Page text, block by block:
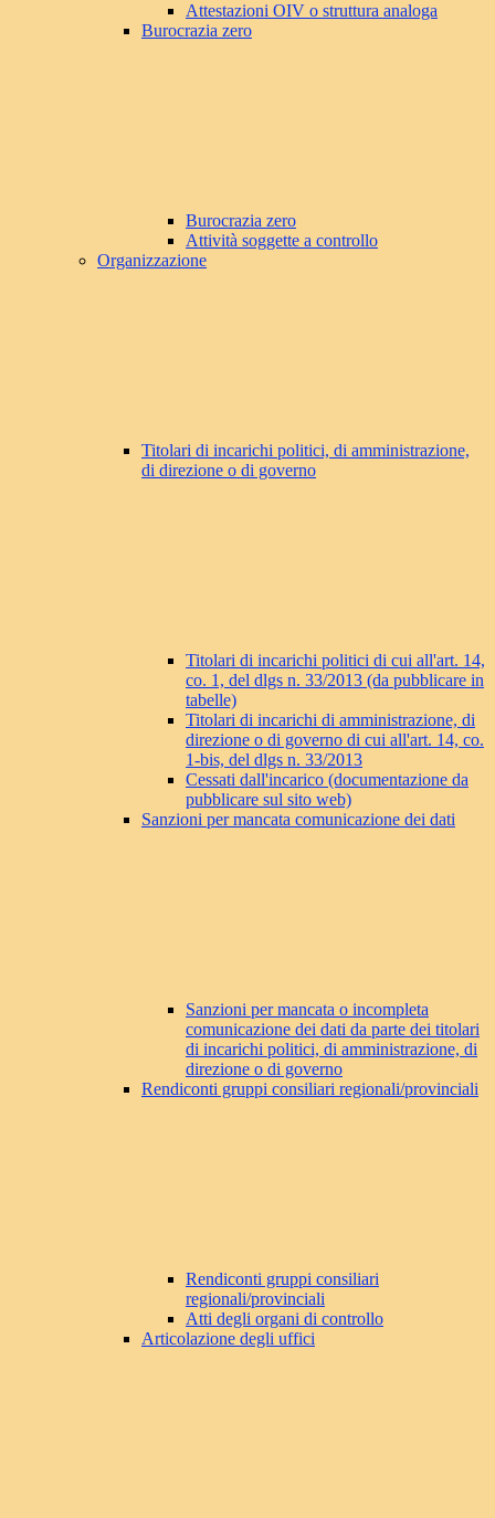
Attestazioni OIV o struttura analoga
Burocrazia zero
Burocrazia zero
Attività soggette a controllo
Organizzazione
Titolari di incarichi politici, di amministrazione,
di direzione o di governo
Titolari di incarichi politici di cui all'art. 14,
co. 1, del dlgs n. 33/2013 (da pubblicare in
tabelle)
Titolari di incarichi di amministrazione, di
direzione o di governo di cui all'art. 14, co.
1-bis, del dlgs n. 33/2013
Cessati dall'incarico (documentazione da
pubblicare sul sito web)
Sanzioni per mancata comunicazione dei dati
Sanzioni per mancata o incompleta
comunicazione dei dati da parte dei titolari
di incarichi politici, di amministrazione, di
direzione o di governo
Rendiconti gruppi consiliari regionali/provinciali
Rendiconti gruppi consiliari
regionali/provinciali
Atti degli organi di controllo
Articolazione degli uffici